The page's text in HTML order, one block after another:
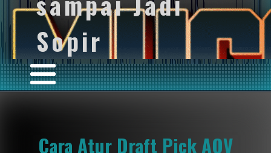
Sopir
Cara Atur Draft Pick AOV